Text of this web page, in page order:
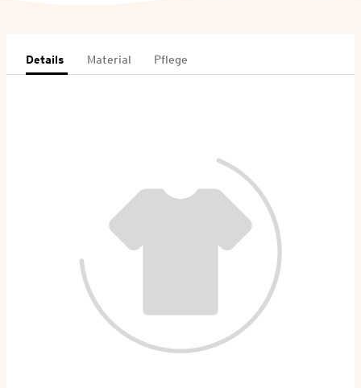
Details Material Pflege